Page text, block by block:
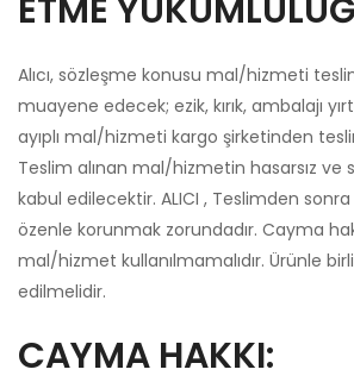
ETME
Alıcı, sözleşme konusu mal/hizmeti
muayene edecek; ezik, kırık, ambalajı
ayıplı mal/hizmeti kargo şirketinden
Teslim alınan mal/hizmetin hasarsız ve
kabul edilecektir. ALICI , Teslimden
özenle korunmak zorundadır. Cayma
mal/hizmet kullanılmamalıdır. Ürünle
edilmelidir.
CAYMA HAKKI: